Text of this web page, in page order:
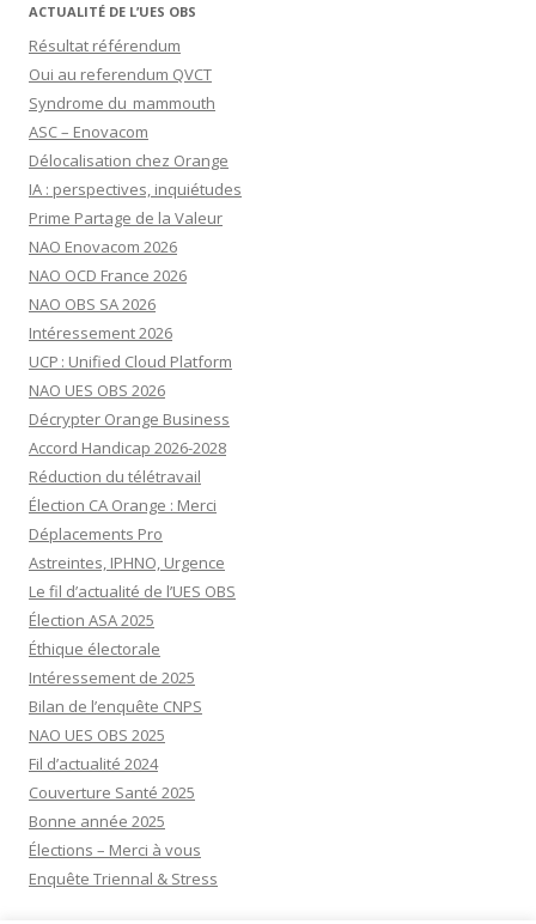
ACTUALITÉ DE L’UES OBS
Résultat référendum
Oui au referendum QVCT
Syndrome du mammouth
ASC – Enovacom
Délocalisation chez Orange
IA : perspectives, inquiétudes
Prime Partage de la Valeur
NAO Enovacom 2026
NAO OCD France 2026
NAO OBS SA 2026
Intéressement 2026
UCP : Unified Cloud Platform
NAO UES OBS 2026
Décrypter Orange Business
Accord Handicap 2026-2028
Réduction du télétravail
Élection CA Orange : Merci
Déplacements Pro
Astreintes, IPHNO, Urgence
Le fil d’actualité de l’UES OBS
Élection ASA 2025
Éthique électorale
Intéressement de 2025
Bilan de l’enquête CNPS
NAO UES OBS 2025
Fil d’actualité 2024
Couverture Santé 2025
Bonne année 2025
Élections – Merci à vous
Enquête Triennal & Stress